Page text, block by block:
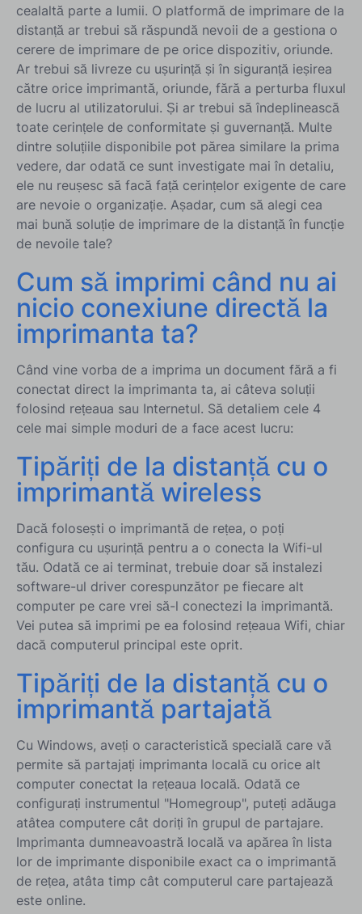
cealaltă parte a lumii. O platformă de imprimare de la
distanță ar trebui să răspundă nevoii de a gestiona o
cerere de imprimare de pe orice dispozitiv, oriunde.
Ar trebui să livreze cu ușurință și în siguranță ieșirea
către orice imprimantă, oriunde, fără a perturba fluxul
de lucru al utilizatorului. Și ar trebui să îndeplinească
toate cerințele de conformitate și guvernanță. Multe
dintre soluțiile disponibile pot părea similare la prima
vedere, dar odată ce sunt investigate mai în detaliu,
ele nu reușesc să facă față cerințelor exigente de care
are nevoie o organizație. Așadar, cum să alegi cea
mai bună soluție de imprimare de la distanță în funcție
de nevoile tale?
Cum să imprimi când nu ai
nicio conexiune directă la
imprimanta ta?
Când vine vorba de a imprima un document fără a fi
conectat direct la imprimanta ta, ai câteva soluții
folosind rețeaua sau Internetul. Să detaliem cele 4
cele mai simple moduri de a face acest lucru:
Tipăriți de la distanță cu o
imprimantă wireless
Dacă folosești o imprimantă de rețea, o poți
configura cu ușurință pentru a o conecta la Wifi-ul
tău. Odată ce ai terminat, trebuie doar să instalezi
software-ul driver corespunzător pe fiecare alt
computer pe care vrei să-l conectezi la imprimantă.
Vei putea să imprimi pe ea folosind rețeaua Wifi, chiar
dacă computerul principal este oprit.
Tipăriți de la distanță cu o
imprimantă partajată
Cu Windows, aveți o caracteristică specială care vă
permite să partajați imprimanta locală cu orice alt
computer conectat la rețeaua locală. Odată ce
configurați instrumentul "Homegroup", puteți adăuga
atâtea computere cât doriți în grupul de partajare.
Imprimanta dumneavoastră locală va apărea în lista
lor de imprimante disponibile exact ca o imprimantă
de rețea, atâta timp cât computerul care partajează
este online.